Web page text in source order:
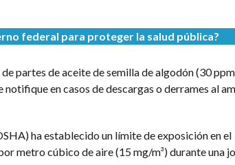
federal para proteger la salud pública?
partes de aceite de semilla de algodón (30
en casos de descargas o derrames al
ha establecido un límite de exposición en el
metro cúbico de aire (15 mg/m³) durante una